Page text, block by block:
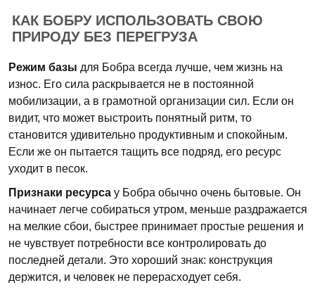
КАК БОБРУ ИСПОЛЬЗОВАТЬ СВОЮ
ПРИРОДУ БЕЗ ПЕРЕГРУЗА
Режим базы для Бобра всегда лучше, чем жизнь на
износ. Его сила раскрывается не в постоянной
мобилизации, а в грамотной организации сил. Если он
видит, что может выстроить понятный ритм, то
становится удивительно продуктивным и спокойным.
Если же он пытается тащить все подряд, его ресурс
уходит в песок.
Признаки ресурса у Бобра обычно очень бытовые. Он
начинает легче собираться утром, меньше раздражается
на мелкие сбои, быстрее принимает простые решения и
не чувствует потребности все контролировать до
последней детали. Это хороший знак: конструкция
держится, и человек не перерасходует себя.